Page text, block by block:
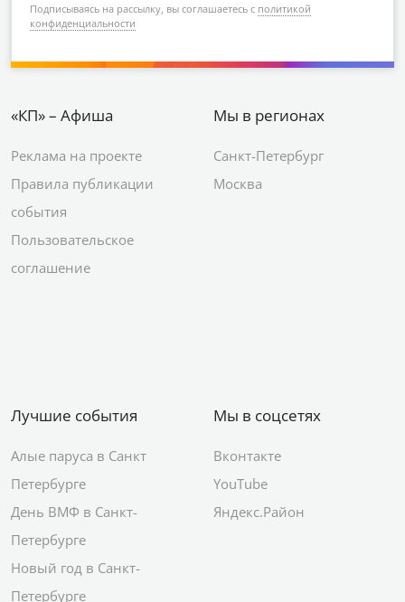
Подписываясь на рассылку, вы соглашаетесь с политикой
конфиденциальности
«КП» – Афиша
Реклама на проекте
Правила публикации
события
Пользовательское
соглашение
Мы в регионах
Санкт-Петербург
Москва
Лучшие события
Алые паруса в Санкт
Петербурге
День ВМФ в Санкт-
Петербурге
Новый год в Санкт-
Петербурге
Мы в соцсетях
Вконтакте
YouTube
Яндекс.Район